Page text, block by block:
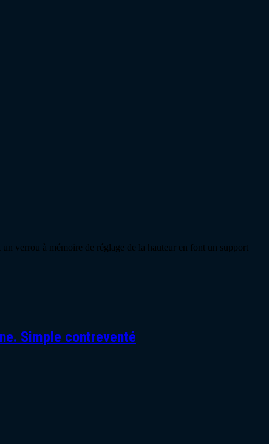
verrou à mémoire de réglage de la hauteur en font un support
Simple contreventé